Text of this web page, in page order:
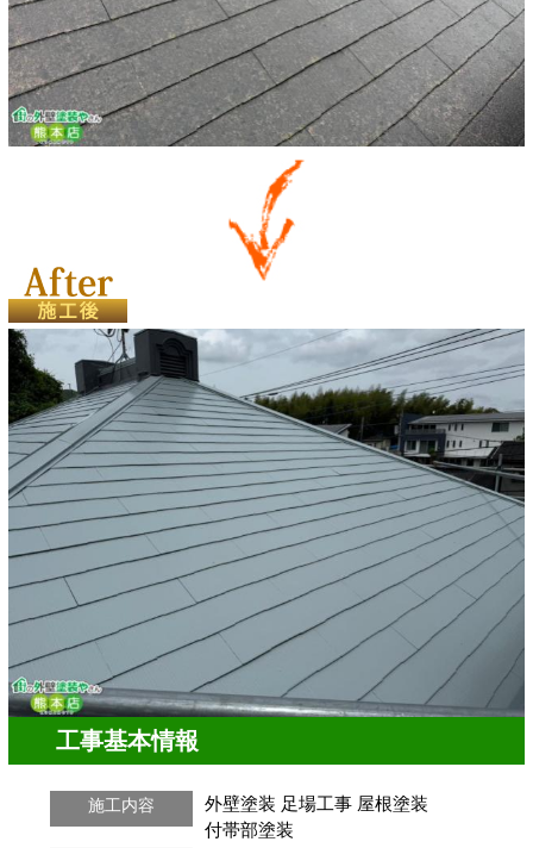
工事基本情報
施工内容 外壁塗装 足場工事 屋根塗装
付帯部塗装